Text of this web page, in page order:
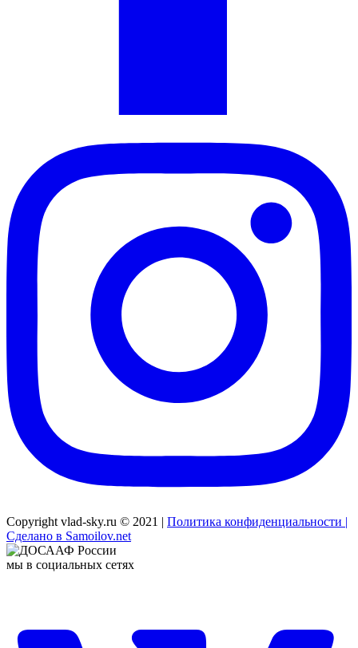
Copyright vlad-sky.ru © 2021 | Политика конфиденциальности |
Сделано в Samoilov.net
мы в социальных сетях